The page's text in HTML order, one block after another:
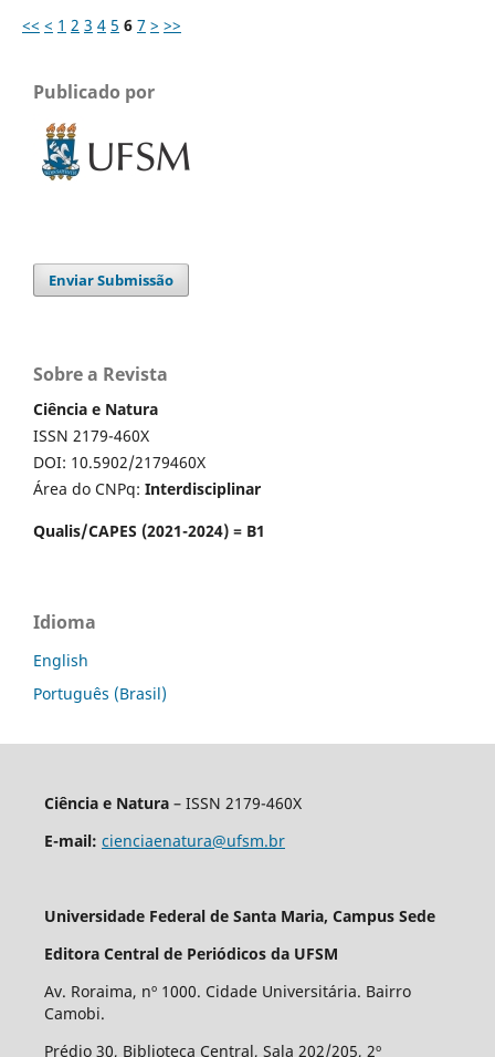
<< < 1 2 3 4 5 6 7 > >>
Publicado por
Enviar Submissão
Sobre a Revista
Ciência e Natura
ISSN 2179-460X
DOI: 10.5902/2179460X
Área do CNPq: Interdisciplinar
Qualis/CAPES (2021-2024) = B1
Idioma
English
Português (Brasil)
Ciência e Natura – ISSN 2179-460X
E-mail: cienciaenatura@ufsm.br
Universidade Federal de Santa Maria, Campus Sede
Editora Central de Periódicos da UFSM
Av. Roraima, nº 1000. Cidade Universitária. Bairro
Camobi.
Prédio 30, Biblioteca Central, Sala 202/205, 2º